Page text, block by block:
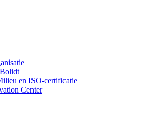
en ISO-certificatie
Center